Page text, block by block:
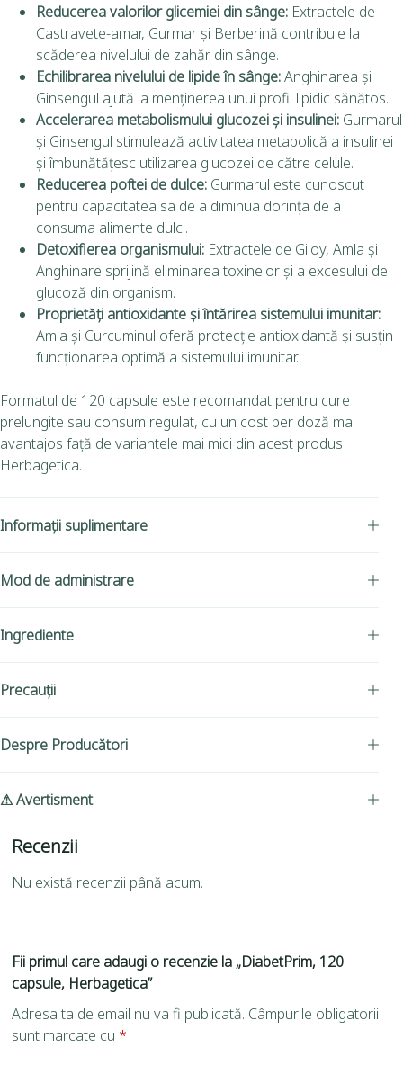
Reducerea valorilor glicemiei din sânge: Extractele de
Castravete-amar, Gurmar și Berberină contribuie la
scăderea nivelului de zahăr din sânge.
Echilibrarea nivelului de lipide în sânge:Anghinarea și
Ginsengul ajută la menținerea unui profil lipidic sănătos.
Accelerarea metabolismului glucozei și insulinei: Gurmarul
și Ginsengul stimulează activitatea metabolică a insulinei
și îmbunătățesc utilizarea glucozei de către celule.
Reducerea poftei de dulce: Gurmarul este cunoscut
pentru capacitatea sa de a diminua dorința de a
consuma alimente dulci.
Detoxifierea organismului: Extractele de Giloy, Amla și
Anghinare sprijină eliminarea toxinelor și a excesului de
glucoză din organism.
Proprietăți antioxidante și întărirea sistemului imunitar:
Amla și Curcuminul oferă protecție antioxidantă și susțin
funcționarea optimă a sistemului imunitar.
Formatul de 120 capsule este recomandat pentru cure
prelungite sau consum regulat, cu un cost per doză mai
avantajos față de variantele mai mici din acest produs
Herbagetica.
Informații suplimentare
Mod de administrare
Ingrediente
Precauții
Despre Producători
⚠ Avertisment
Recenzii
Nu există recenzii până acum.
Fii primul care adaugi o recenzie la „DiabetPrim, 120
capsule, Herbagetica”
Adresa ta de email nu va fi publicată. Câmpurile obligatorii
sunt marcate cu *